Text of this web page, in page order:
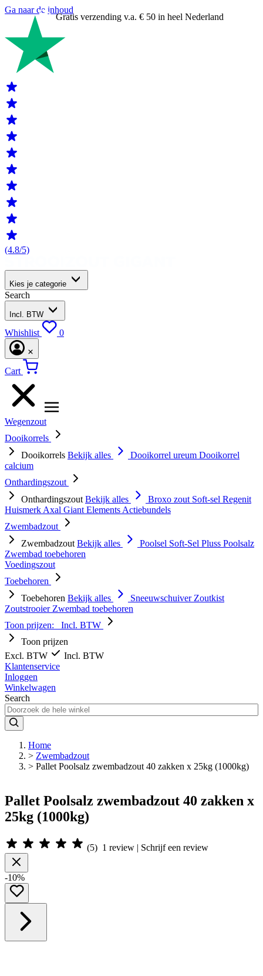
Ga naar de inhoud
Gratis verzending v.a. € 50 in heel Nederland
(4.8/5)
Kies je categorie
Search
Incl. BTW
Whishlist 0
Cart
Wegenzout
Dooikorrels
Dooikorrels Bekijk alles Dooikorrel ureum Dooikorrel
calcium
Onthardingszout
Onthardingszout Bekijk alles Broxo zout Soft-sel Regenit
Huismerk Axal Giant Elements Actiebundels
Zwembadzout
Zwembadzout Bekijk alles Poolsel Soft-Sel Pluss Poolsalz
Zwembad toebehoren
Voedingszout
Toebehoren
Toebehoren Bekijk alles Sneeuwschuiver Zoutkist
Zoutstrooier Zwembad toebehoren
Toon prijzen: Incl. BTW
Toon prijzen
Excl. BTW
Incl. BTW
Klantenservice
Inloggen
Winkelwagen
Search
Home
> Zwembadzout
> Pallet Poolsalz zwembadzout 40 zakken x 25kg (1000kg)
Pallet Poolsalz zwembadzout 40 zakken x
25kg (1000kg)
(5) 1 review | Schrijf een review
-10%